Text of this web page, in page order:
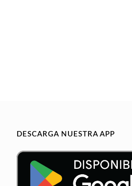
DESCARGA NUESTRA APP